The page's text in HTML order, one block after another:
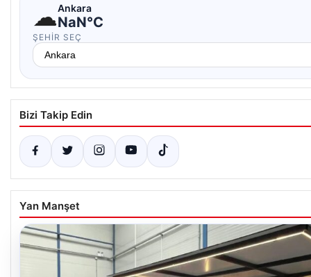
☁Ankara
NaN°C
ŞEHIR SEÇ
Bizi Takip Edin
Yan Manşet